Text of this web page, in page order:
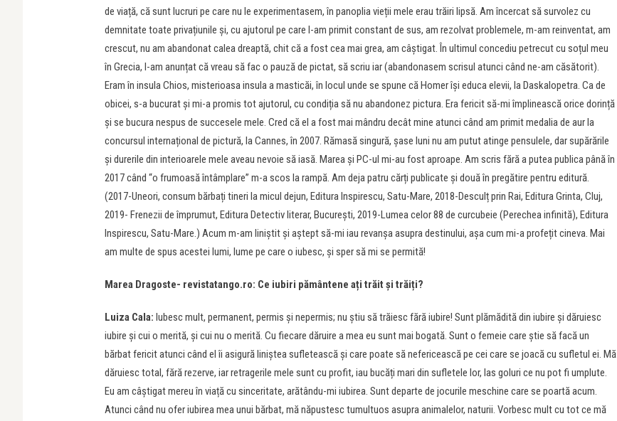
de viață, că sunt lucruri pe care nu le experimentasem, în panoplia vieții mele erau trăiri lipsă. Am încercat să survolez cu
demnitate toate privațiunile și, cu ajutorul pe care l-am primit constant de sus, am rezolvat problemele, m-am reinventat, am
crescut, nu am abandonat calea dreaptă, chit că a fost cea mai grea, am câștigat. În ultimul concediu petrecut cu soțul meu
în Grecia, l-am anunțat că vreau să fac o pauză de pictat, să scriu iar (abandonasem scrisul atunci când ne-am căsătorit).
Eram în insula Chios, misterioasa insula a masticăi, în locul unde se spune că Homer își educa elevii, la Daskalopetra. Ca de
obicei, s-a bucurat și mi-a promis tot ajutorul, cu condiția să nu abandonez pictura. Era fericit să-mi împlinească orice dorință
și se bucura nespus de succesele mele. Cred că el a fost mai mândru decât mine atunci când am primit medalia de aur la
concursul internațional de pictură, la Cannes, în 2007. Rămasă singură, șase luni nu am putut atinge pensulele, dar supărările
și durerile din interioarele mele aveau nevoie să iasă. Marea și PC-ul mi-au fost aproape. Am scris fără a putea publica până în
2017 când “o frumoasă întâmplare” m-a scos la rampă. Am deja patru cărți publicate și două în pregătire pentru editură.
(2017-Uneori, consum bărbați tineri la micul dejun, Editura Inspirescu, Satu-Mare, 2018-Desculț prin Rai, Editura Grinta, Cluj,
2019- Frenezii de împrumut, Editura Detectiv literar, București, 2019-Lumea celor 88 de curcubeie (Perechea infinită), Editura
Inspirescu, Satu-Mare.) Acum m-am liniștit și aștept să-mi iau revanșa asupra destinului, așa cum mi-a profețit cineva. Mai
am multe de spus acestei lumi, lume pe care o iubesc, și sper să mi se permită!
Marea Dragoste- revistatango.ro: Ce iubiri pământene ați trăit și trăiți?
Luiza Cala: Iubesc mult, permanent, permis și nepermis; nu știu să trăiesc fără iubire! Sunt plămădită din iubire și dăruiesc
iubire și cui o merită, și cui nu o merită. Cu fiecare dăruire a mea eu sunt mai bogată. Sunt o femeie care știe să facă un
bărbat fericit atunci când el îi asigură liniștea sufletească și care poate să nefericească pe cei care se joacă cu sufletul ei. Mă
dăruiesc total, fără rezerve, iar retragerile mele sunt cu profit, iau bucăți mari din sufletele lor, las goluri ce nu pot fi umplute.
Eu am câștigat mereu în viață cu sinceritate, arătându-mi iubirea. Sunt departe de jocurile meschine care se poartă acum.
Atunci când nu ofer iubirea mea unui bărbat, mă năpustesc tumultuos asupra animalelor, naturii. Vorbesc mult cu tot ce mă